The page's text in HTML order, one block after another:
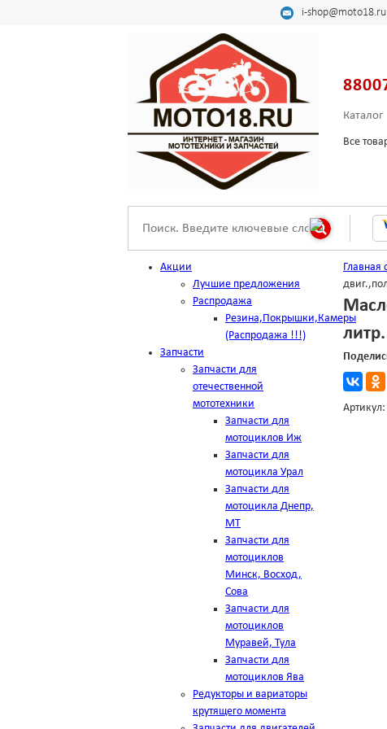
i-shop@moto18.ru
Каталог
Все
Акции
Лучшие предложения
Распродажа
Резина,Покрышки,Камеры
(Распродажа !!!)
Запчасти
Запчасти для
отечественной
мототехники
Запчасти для
мотоциклов Иж
Запчасти для
мотоцикла Урал
Запчасти для
мотоцикла Днепр,
МТ
Запчасти для
мотоциклов
Минск, Восход,
Сова
Запчасти для
мотоциклов
Муравей, Тула
Запчасти для
мотоциклов Ява
Редукторы и вариаторы
крутящего момента
Главная